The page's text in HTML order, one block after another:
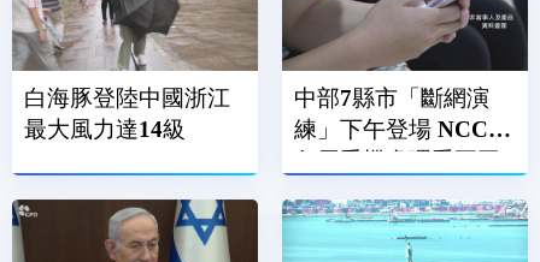
白海豚登陸中國浙江
最大風力達14級
中部7縣市「斷網演
練」下午登場 NCC：
勿用手機處理重要工